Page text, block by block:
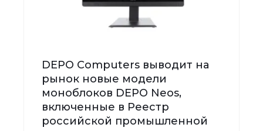
DEPO Computers выводит на
рынок новые модели
моноблоков DEPO Neos,
включенные в Реестр
российской промышленной